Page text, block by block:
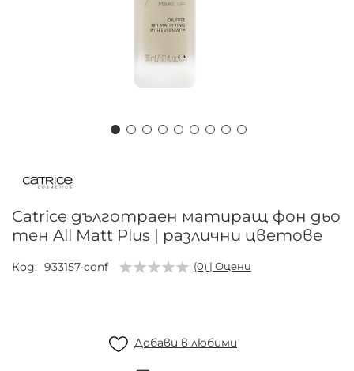
началото
галерия
със
снимки
Catrice дълготраен матиращ фон дьо
тен All Matt Plus | различни цветове
Код 933157-conf (0) | Оцени
Добави в любими